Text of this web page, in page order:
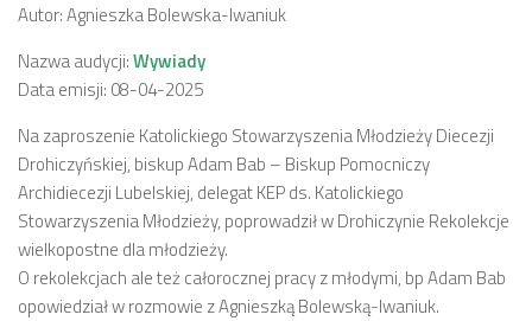
Autor: Agnieszka Bolewska-Iwaniuk
Nazwa audycji:Wywiady
Data emisji: 08-04-2025
Na zaproszenie Katolickiego Stowarzyszenia Młodzieży Diecezji
Drohiczyńskiej, biskup Adam Bab – Biskup Pomocniczy
Archidiecezji Lubelskiej, delegat KEP ds. Katolickiego
Stowarzyszenia Młodzieży, poprowadził w Drohiczynie Rekolekcje
wielkopostne dla młodzieży.
O rekolekcjach ale też całorocznej pracy z młodymi, bp Adam Bab
opowiedział w rozmowie z Agnieszką Bolewską-Iwaniuk.